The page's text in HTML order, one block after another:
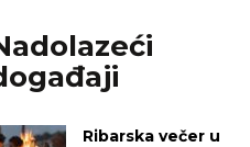
Ribarska večer u